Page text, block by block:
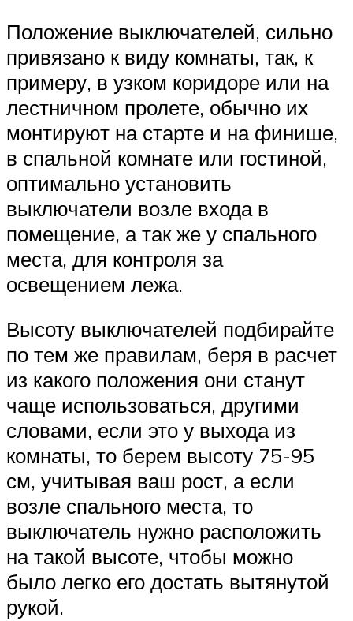
Положение выключателей, сильно
привязано к виду комнаты, так, к
примеру, в узком коридоре или на
лестничном пролете, обычно их
монтируют на старте и на финише,
в спальной комнате или гостиной,
оптимально установить
выключатели возле входа в
помещение, а так же у спального
места, для контроля за
освещением лежа.
Высоту выключателей подбирайте
по тем же правилам, беря в расчет
из какого положения они станут
чаще использоваться, другими
словами, если это у выхода из
комнаты, то берем высоту 75-95
см, учитывая ваш рост, а если
возле спального места, то
выключатель нужно расположить
на такой высоте, чтобы можно
было легко его достать вытянутой
рукой.